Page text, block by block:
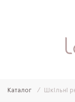
ШКІЛЬНІ РЮКЗАКИ
МОЛОДІЖНІ
Каталог Шкільні